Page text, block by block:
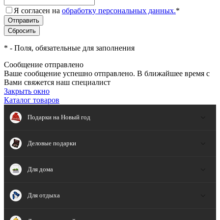
Я согласен на обработку персональных данных.*
* - Поля, обязательные для заполнения
Сообщение отправлено
Ваше сообщение успешно отправлено. В ближайшее время с
Вами свяжется наш специалист
Закрыть окно
Каталог товаров
Подарки на Новый год
Деловые подарки
Для дома
Для отдыха